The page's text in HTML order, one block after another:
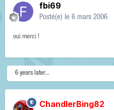
fbi69
Posté(e) le 6 mars 2006
oui merci !
6 years later...
ChandlerBing82